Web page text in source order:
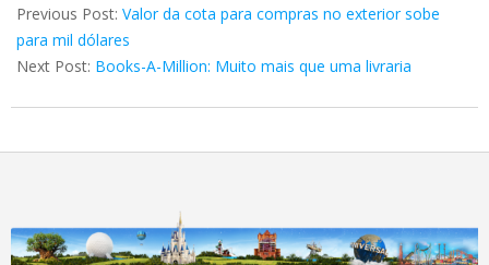
01-
15
Previous Post: Valor da cota para compras no exterior sobe
para mil dólares
Next Post: Books-A-Million: Muito mais que uma livraria